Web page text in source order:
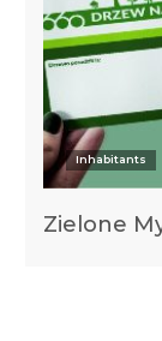
Inhabitants
Zielone